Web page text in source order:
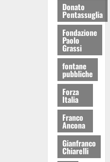
Donato
Pentassuglia
Fondazione
Paolo
Grassi
fontane
pubbliche
Forza
Italia
Franco
Ancona
Gianfranco
Chiarelli